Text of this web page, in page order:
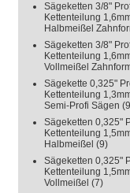
Sägeketten 3/8"
Kettenteilung
Halbmeißel
Sägeketten 3/8"
Kettenteilung
Vollmeißel
Sägekette 0,325"
Kettenteilung
Semi-Profi Sägen
Sägeketten 0,325"
Kettenteilung
Halbmeißel (9)
Sägeketten 0,325"
Kettenteilung
Vollmeißel (7)